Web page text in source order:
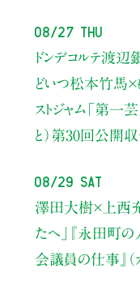
08/27 Thu
ドンデコルテ渡
どいつ松本竹馬×
ストジャム「第一芸
と） 第30回公開
08/29 Sat
澤田大樹×上西
たへ」
『永田町の
会議員の仕事』（